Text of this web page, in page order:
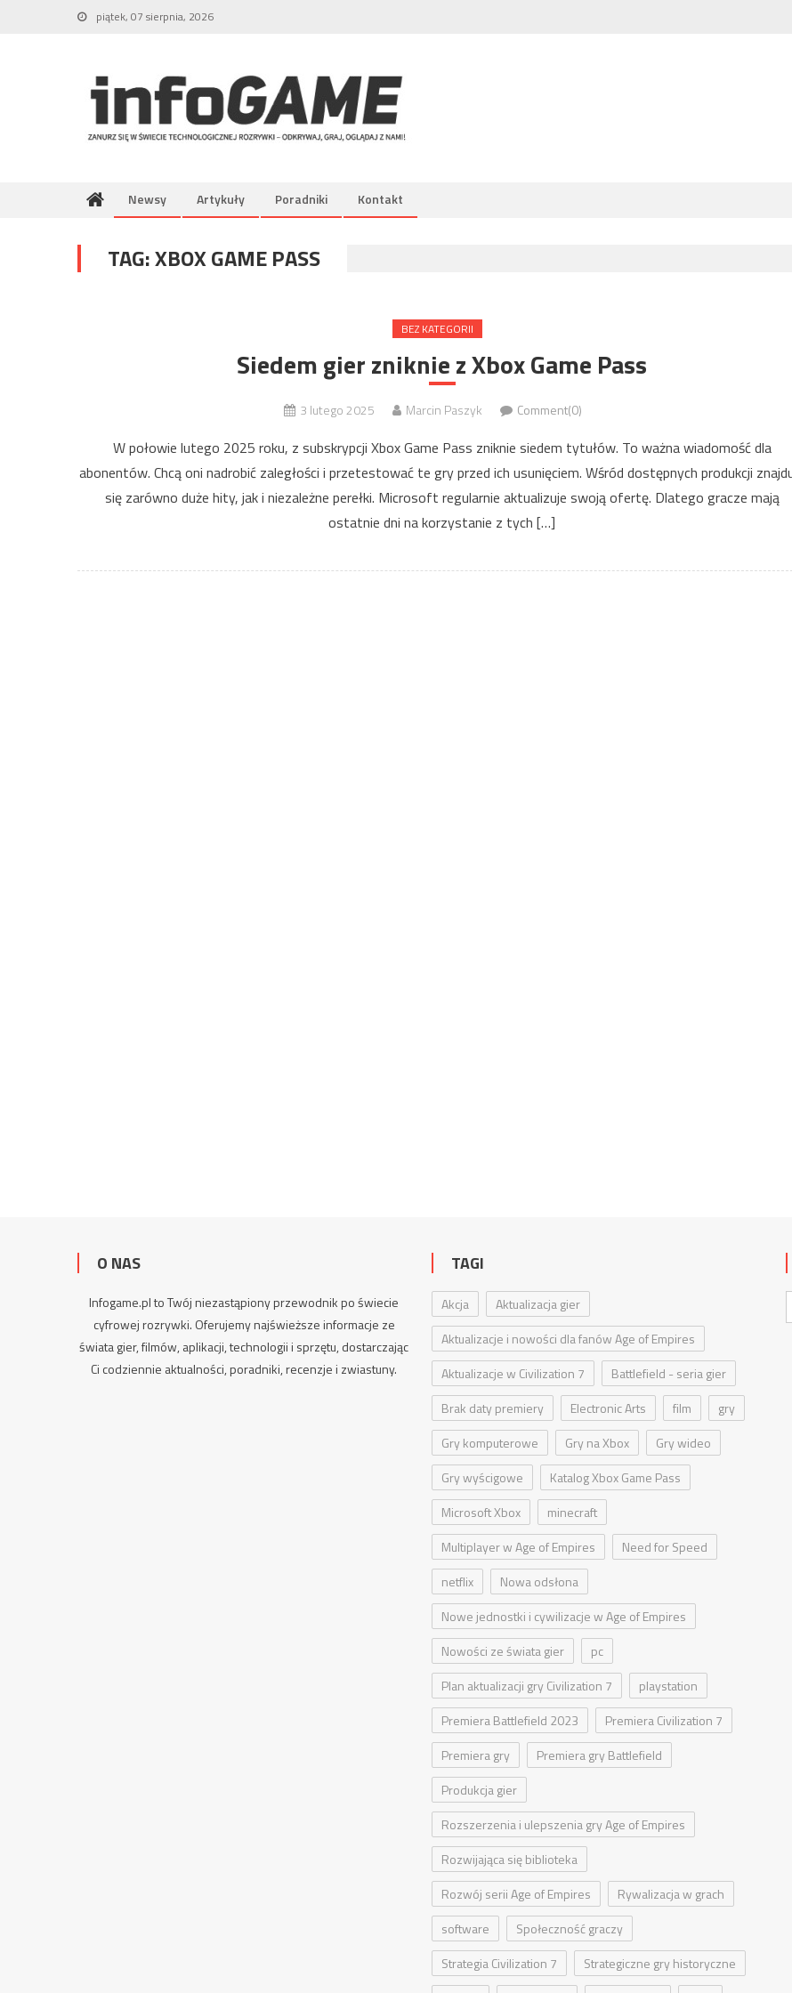
piątek, 07 sierpnia, 2026
Newsy Artykuły Poradniki Kontakt
TAG:XBOX GAME PASS
BEZ KATEGORII
Siedem gier zniknie z Xbox Game Pass
3 lutego 2025 Marcin Paszyk Comment(0)
W połowie lutego 2025 roku, z subskrypcji Xbox Game Pass zniknie siedem tytułów. To ważna wiadomość dla
abonentów. Chcą oni nadrobić zaległości i przetestować te gry przed ich usunięciem. Wśród dostępnych produkcji
się zarówno duże hity, jak i niezależne perełki. Microsoft regularnie aktualizuje swoją ofertę. Dlatego gracze mają
ostatnie dni na korzystanie z tych […]
O NAS
Infogame.pl to Twój niezastąpiony przewodnik po świecie
cyfrowej rozrywki. Oferujemy najświeższe informacje ze
świata gier, filmów, aplikacji, technologii i sprzętu, dostarczając
Ci codziennie aktualności,poradniki, recenzje i zwiastuny.
TAGI
Akcja
Aktualizacja gier
Aktualizacje i nowości dla fanów Age of Empires
Aktualizacje w Civilization 7
Battlefield - seria gier
Brak daty premiery
Electronic Arts film
gry
Gry komputerowe
Gry na Xbox
Gry wideo
Gry wyścigowe
Katalog Xbox Game Pass
Microsoft Xbox
minecraft
Multiplayer w Age of Empires
Need for Speed
netflix
Nowa odsłona
Nowe jednostki i cywilizacje w Age of Empires
Nowości ze świata gier
pc
Plan aktualizacji gry Civilization 7
playstation
Premiera Battlefield 2023
Premiera Civilization 7
Premiera gry
Premiera gry Battlefield
Produkcja gier
Rozszerzenia i ulepszenia gry Age of Empires
Rozwijająca się biblioteka
Rozwój serii Age of Empires
Rywalizacja w grach
software
Społeczność graczy
Strategia Civilization 7
Strategiczne gry historyczne